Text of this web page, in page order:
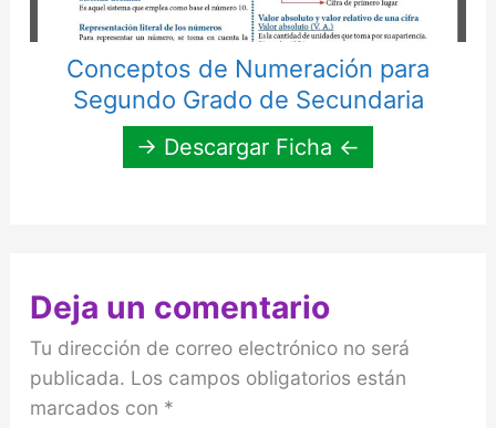
Conceptos de Numeración para
Segundo Grado de Secundaria
→ Descargar Ficha ←
Deja un comentario
Tu dirección de correo electrónico no será
publicada. Los campos obligatorios están
marcados con *